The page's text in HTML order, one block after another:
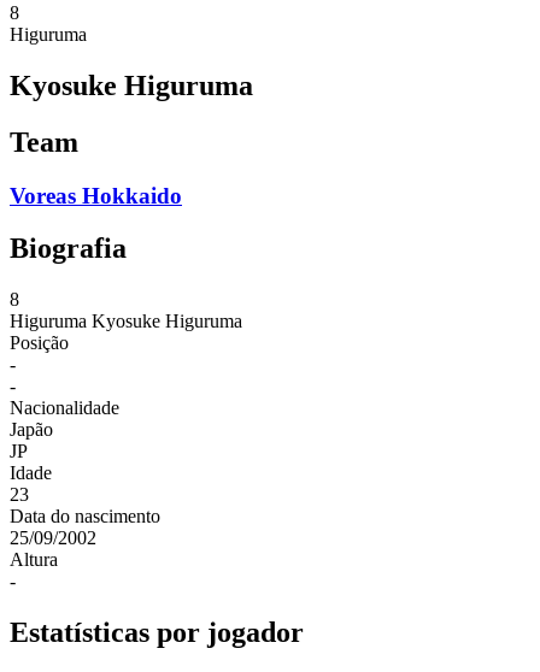
8
Higuruma
Kyosuke Higuruma
Team
Voreas Hokkaido
Biografia
8
Higuruma Kyosuke Higuruma
Posição
-
-
Nacionalidade
Japão
JP
Idade
23
Data do nascimento
25/09/2002
Altura
-
Estatísticas por jogador